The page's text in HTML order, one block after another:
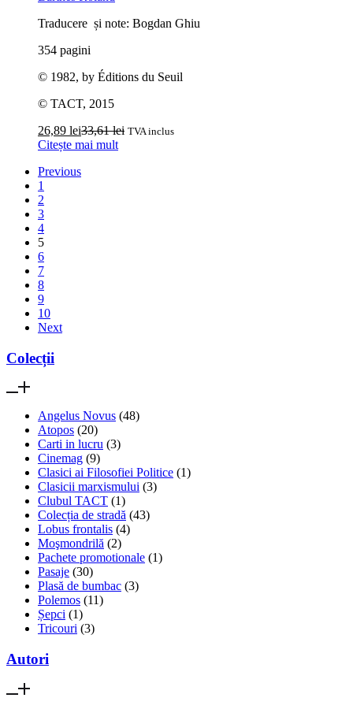
Traducere și note: Bogdan Ghiu
354 pagini
© 1982, by Éditions du Seuil
© TACT, 2015
26,89 lei33,61lei TVA inclus
Citește mai mult
Previous
1
2
3
4
5
6
7
8
9
10
Next
Colecții
Angelus Novus (48)
Atopos (20)
Carti in lucru (3)
Cinemag (9)
Clasici ai Filosofiei Politice (1)
Clasicii marxismului (3)
Clubul TACT (1)
Colecția de stradă (43)
Lobus frontalis (4)
Moşmondrilă (2)
Pachete promotionale (1)
Pasaje (30)
Plasă de bumbac (3)
Polemos (11)
Șepci (1)
Tricouri (3)
Autori